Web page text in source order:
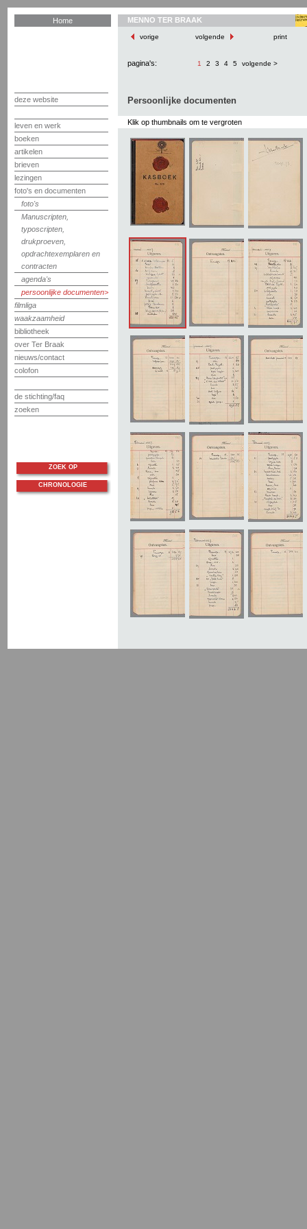
Home
deze website
leven en werk
boeken
artikelen
brieven
lezingen
foto's en documenten
foto's
Manuscripten,
typoscripten,
drukproeven,
opdrachtexemplaren en
contracten
agenda's
persoonlijke documenten
filmliga
waakzaamheid
bibliotheek
over Ter Braak
nieuws/contact
colofon
de stichting/faq
zoeken
MENNO TER BRAAK
vorige volgende print
pagina's: 1 2 3 4 5 volgende >
Persoonlijke documenten
Klik op thumbnails om te vergroten
ZOEK OP
CHRONOLOGIE